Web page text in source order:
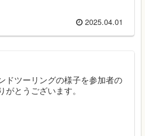
2025.04.01
ドツーリングの様子を参加者の
とうございます。